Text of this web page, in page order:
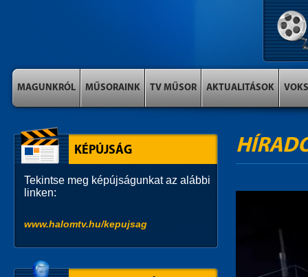
MAGUNKRÓL MŰSORAINK TV MŰSOR AKTUALITÁSOK VOKS
KÉPÚJSÁG
Tekintse meg képújságunkat az alábbi
linken:
www.halomtv.hu/kepujsag